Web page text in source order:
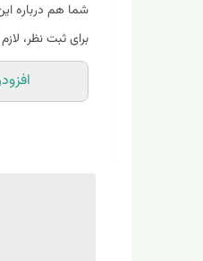
شما هم درباره
برای ثبت نظر،